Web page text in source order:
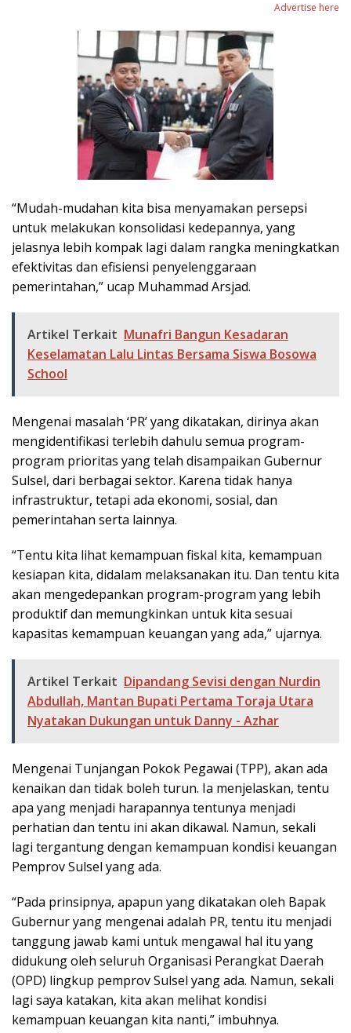
Advertise here
“Mudah-mudahan kita bisa menyamakan persepsi
untuk melakukan konsolidasi kedepannya, yang
jelasnya lebih kompak lagi dalam rangka meningkatkan
efektivitas dan efisiensi penyelenggaraan
pemerintahan,” ucap Muhammad Arsjad.
Artikel Terkait Munafri Bangun Kesadaran
Keselamatan Lalu Lintas Bersama Siswa Bosowa
School
Mengenai masalah ‘PR’ yang dikatakan, dirinya akan
mengidentifikasi terlebih dahulu semua program-
program prioritas yang telah disampaikan Gubernur
Sulsel, dari berbagai sektor. Karena tidak hanya
infrastruktur, tetapi ada ekonomi, sosial, dan
pemerintahan serta lainnya.
“Tentu kita lihat kemampuan fiskal kita, kemampuan
kesiapan kita, didalam melaksanakan itu. Dan tentu kita
akan mengedepankan program-program yang lebih
produktif dan memungkinkan untuk kita sesuai
kapasitas kemampuan keuangan yang ada,” ujarnya.
Artikel Terkait Dipandang Sevisi dengan Nurdin
Abdullah, Mantan Bupati Pertama Toraja Utara
Nyatakan Dukungan untuk Danny - Azhar
Mengenai Tunjangan Pokok Pegawai (TPP), akan ada
kenaikan dan tidak boleh turun. Ia menjelaskan, tentu
apa yang menjadi harapannya tentunya menjadi
perhatian dan tentu ini akan dikawal. Namun, sekali
lagi tergantung dengan kemampuan kondisi keuangan
Pemprov Sulsel yang ada.
“Pada prinsipnya, apapun yang dikatakan oleh Bapak
Gubernur yang mengenai adalah PR, tentu itu menjadi
tanggung jawab kami untuk mengawal hal itu yang
didukung oleh seluruh Organisasi Perangkat Daerah
(OPD) lingkup pemprov Sulsel yang ada. Namun, sekali
lagi saya katakan, kita akan melihat kondisi
kemampuan keuangan kita nanti,” imbuhnya.